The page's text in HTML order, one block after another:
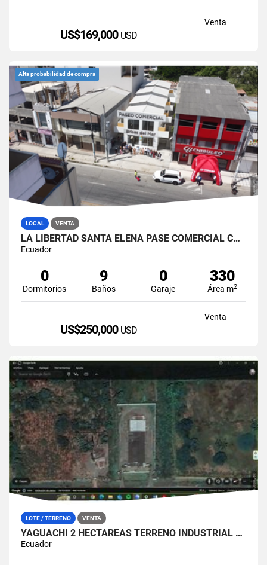
Venta
US$169,000 USD
Alta probabilidad de compra
LOCAL VENTA
LA LIBERTAD SANTA ELENA PASE COMERCIAL CON 8 LOCALES EN VENTA
Ecuador
0
Dormitorios
9
Baños
0
Garaje
330
Área m2
Venta
US$250,000 USD
LOTE / TERRENO VENTA
YAGUACHI 2 HECTÁREAS TERRENO INDUSTRIAL EN VENTA | VIA MILAGRO KM 26
Ecuador